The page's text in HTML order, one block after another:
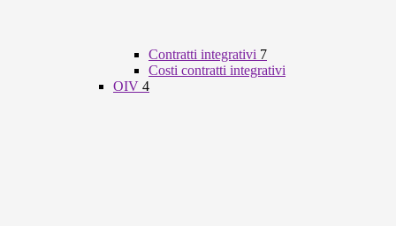
Contratti integrativi 7
Costi contratti integrativi
OIV 4